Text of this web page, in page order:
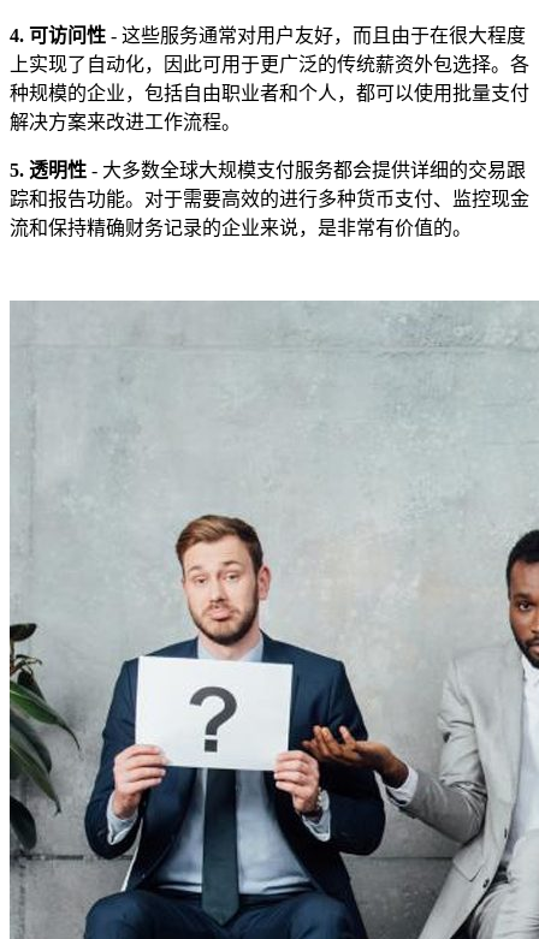
4. 可访问性 - 这些服务通常对用户友好，而且由于在很大程度
上实现了自动化，因此可用于更广泛的传统薪资外包选择。各
种规模的企业，包括自由职业者和个人，都可以使用批量支付
解决方案来改进工作流程。
5. 透明性 - 大多数全球大规模支付服务都会提供详细的交易跟
踪和报告功能。对于需要高效的进行多种货币支付、监控现金
流和保持精确财务记录的企业来说，是非常有价值的。